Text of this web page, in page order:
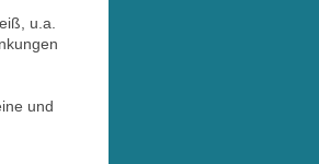
u.a.
und